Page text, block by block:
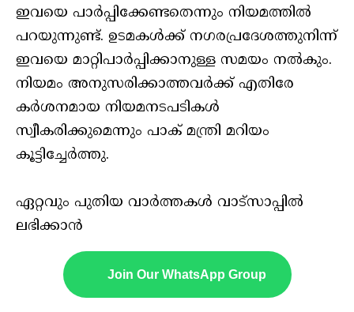
ഇവയെ പാര്‍പ്പിക്കേണ്ടതെന്നും നിയമത്തില്‍
പറയുന്നുണ്ട്. ഉടമകള്‍ക്ക് നഗരപ്രദേശത്തുനിന്ന്
ഇവയെ മാറ്റിപാര്‍പ്പിക്കാനുള്ള സമയം നല്‍കും.
നിയമം അനുസരിക്കാത്തവര്‍ക്ക് എതിരേ
കര്‍ശനമായ നിയമനടപടികള്‍
സ്വീകരിക്കുമെന്നും പാക് മന്ത്രി മറിയം
കൂട്ടിച്ചേര്‍ത്തു.
ഏറ്റവും പുതിയ വാർത്തകൾ വാട്സാപ്പിൽ
ലഭിക്കാൻ
Join Our WhatsApp Group